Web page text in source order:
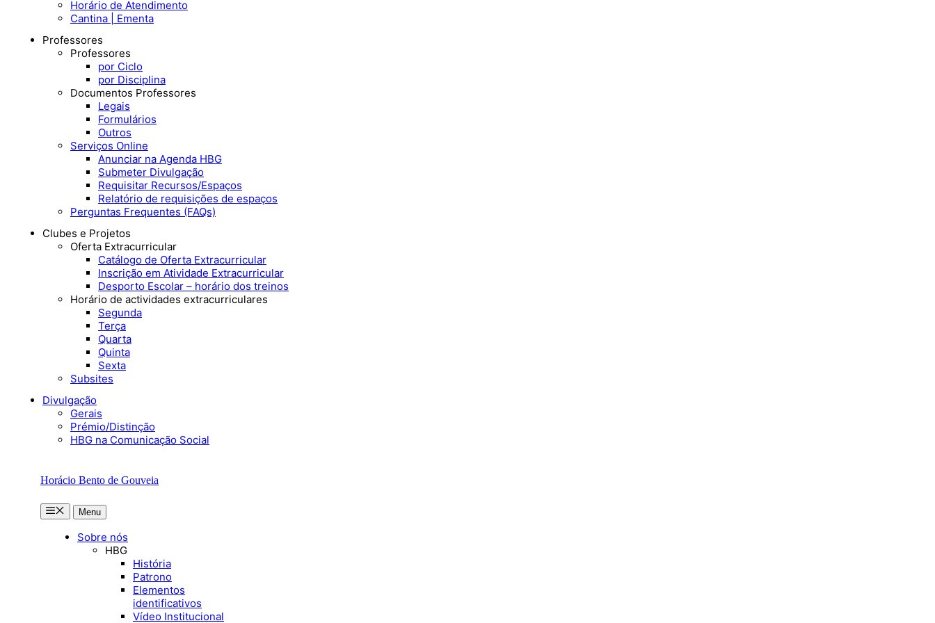
Horário de Atendimento
Cantina | Ementa
Professores
Professores
por Ciclo
por Disciplina
Documentos Professores
Legais
Formulários
Outros
Serviços Online
Anunciar na Agenda HBG
Submeter Divulgação
Requisitar Recursos/Espaços
Relatório de requisições de espaços
Perguntas Frequentes (FAQs)
Clubes e Projetos
Oferta Extracurricular
Catálogo de Oferta Extracurricular
Inscrição em Atividade Extracurricular
Desporto Escolar – horário dos treinos
Horário de actividades extracurriculares
Segunda
Terça
Quarta
Quinta
Sexta
Subsites
Divulgação
Gerais
Prémio/Distinção
HBG na Comunicação Social
Horácio Bento de Gouveia
MenuMenu
Sobre nós
HBG
História
Patrono
Elementos
identificativos
Vídeo Institucional